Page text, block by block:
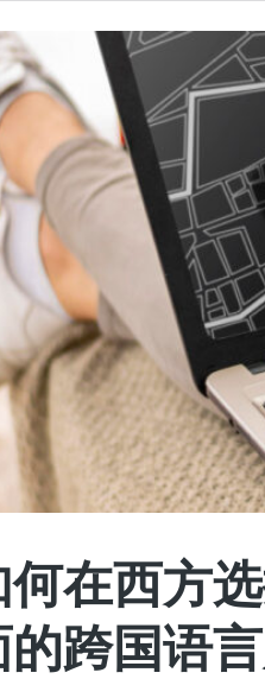
在西方
跨国语